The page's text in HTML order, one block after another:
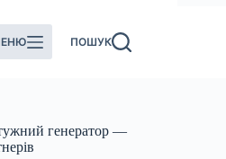
ПОШУК
генератор —